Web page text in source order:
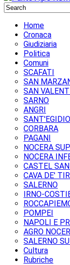
Home
Cronaca
Giudiziaria
Politica
Comuni
SCAFATI
SAN
SAN
SARNO
ANGRI
CORBARA
PAGANI
NOCERA
NOCERA
CASTEL
CAVA DE'
SALERNO
IRNO-
POMPEI
NAPOLI E
AGRO
SALERNO
Cultura
Rubriche